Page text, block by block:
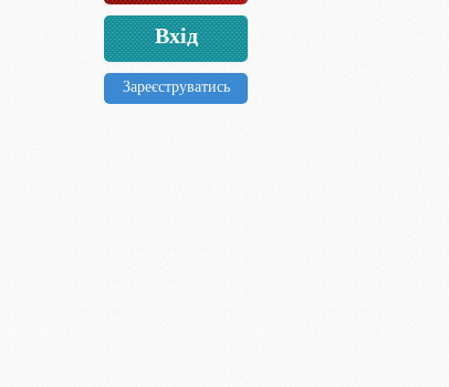
Вхід
Зареєструватись